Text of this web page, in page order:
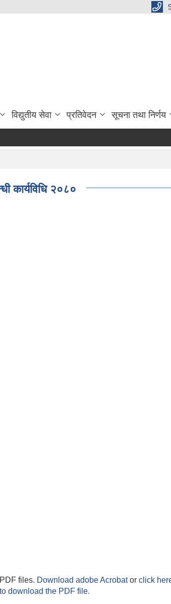
विद्युतीय सेवा प्रतिवेदन सूचना तथा निर्णय
कार्यविधि २०८०
files. Download adobe Acrobator click
download the PDF file.